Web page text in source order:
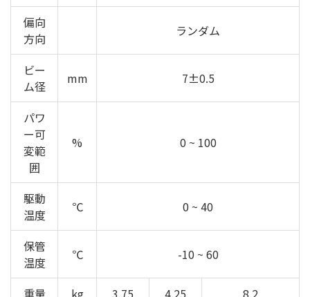
偏向
方向
ランダム
ビー
ム径
mm 7±0.5
パワ
ー可
変範
囲
% 0 ~ 100
駆動
温度
℃ 0 ~ 40
保管
温度
℃ -10 ~ 60
重量 kg 3.75 4.25 8.2